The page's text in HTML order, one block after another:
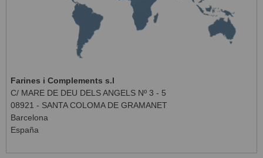
Farines i Complements s.l
C/ MARE DE DEU DELS ANGELS Nº 3 - 5
08921 - SANTA COLOMA DE GRAMANET
Barcelona
España